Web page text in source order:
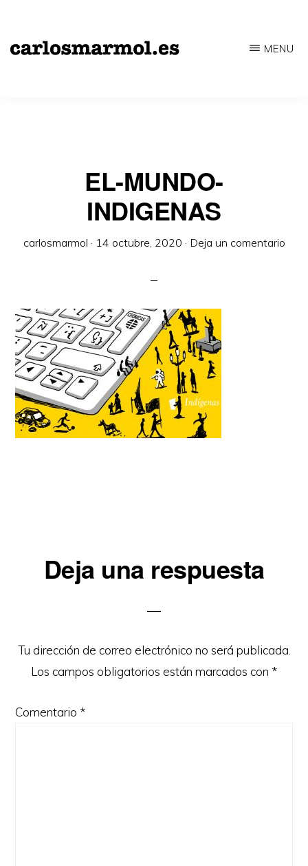
contenido
'avant-
MENU
EL-MUNDO-
INDIGENAS
carlosmarmol · 14 octubre, 2020 · Deja un comentario
Interacciones
lectores
Deja una respuesta
Tu dirección de correo electrónico no será publicada.
Los campos obligatorios están marcados con *
Comentario *